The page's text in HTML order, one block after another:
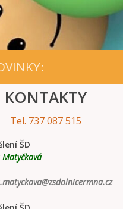
KONTAKTY
Tel. 737 087 515
ŠD